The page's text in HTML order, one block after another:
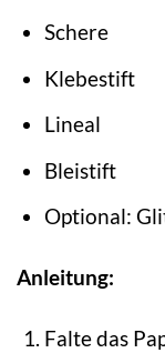
Schere
Klebestift
Lineal
Bleistift
Optional:
Anleitung:
Falte das